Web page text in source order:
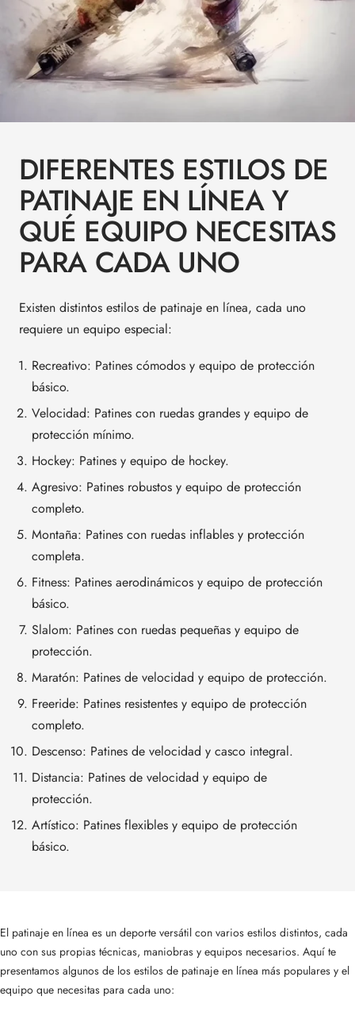
DIFERENTES ESTILOS DE
PATINAJE EN LÍNEA Y
QUÉ EQUIPO NECESITAS
PARA CADA UNO
Existen distintos estilos de patinaje en línea, cada uno
requiere un equipo especial:
Recreativo: Patines cómodos y equipo de protección
básico.
Velocidad: Patines con ruedas grandes y equipo de
protección mínimo.
Hockey: Patines y equipo de hockey.
Agresivo: Patines robustos y equipo de protección
completo.
Montaña: Patines con ruedas inflables y protección
completa.
Fitness: Patines aerodinámicos y equipo de protección
básico.
Slalom: Patines con ruedas pequeñas y equipo de
protección.
Maratón: Patines de velocidad y equipo de protección.
Freeride: Patines resistentes y equipo de protección
completo.
Descenso: Patines de velocidad y casco integral.
Distancia: Patines de velocidad y equipo de
protección.
Artístico: Patines flexibles y equipo de protección
básico.
El patinaje en línea es un deporte versátil con varios estilos distintos, cada
uno con sus propias técnicas, maniobras y equipos necesarios. Aquí te
presentamos algunos de los estilos de patinaje en línea más populares y el
equipo que necesitas para cada uno: